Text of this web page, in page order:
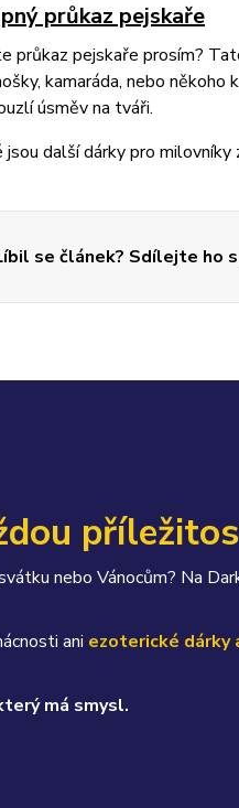
průkaz pejskaře
průkaz pejskaře prosím?
kamaráda, nebo
úsměv na tváři.
jsou další dárky pro
se článek? Sdílejte ho
nebo Vánocům? Na
ani ezoterické dárky
má smysl.